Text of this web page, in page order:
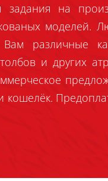
задания на
моделей.
Вам различные
и других
кошелёк.